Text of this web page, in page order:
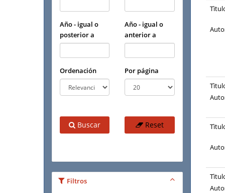
Año - igual o
posterior a
Año - igual o
anterior a
Ordenación Por página
Buscar Reset
Filtros